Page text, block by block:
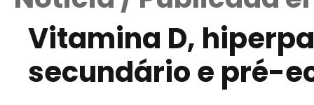
Vitamina D,
secundário e pré-